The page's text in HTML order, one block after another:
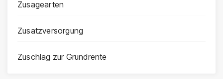
Zusagearten
Zusatzversorgung
Zuschlag zur Grundrente